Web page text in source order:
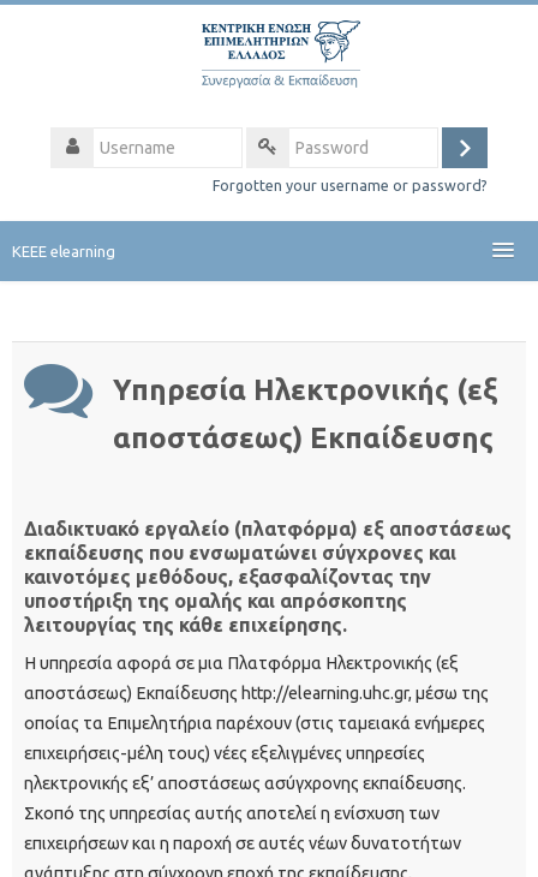
Forgotten your username or password?
ΚΕΕΕ elearning
Υπηρεσία Ηλεκτρονικής (εξ
αποστάσεως) Εκπαίδευσης
Διαδικτυακό εργαλείο (πλατφόρμα) εξ αποστάσεως
εκπαίδευσης που ενσωματώνει σύγχρονες και
καινοτόμες μεθόδους, εξασφαλίζοντας την
υποστήριξη της ομαλής και απρόσκοπτης
λειτουργίας της κάθε επιχείρησης.
Η υπηρεσία αφορά σε μια Πλατφόρμα Ηλεκτρονικής (εξ
αποστάσεως) Εκπαίδευσης http://elearning.uhc.gr, μέσω της
οποίας τα Επιμελητήρια παρέχουν (στις ταμειακά ενήμερες
επιχειρήσεις-μέλη τους) νέες εξελιγμένες υπηρεσίες
ηλεκτρονικής εξ’ αποστάσεως ασύγχρονης εκπαίδευσης.
Σκοπό της υπηρεσίας αυτής αποτελεί η ενίσχυση των
επιχειρήσεων και η παροχή σε αυτές νέων δυνατοτήτων